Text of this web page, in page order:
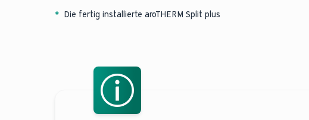
* Die fertig installierte aroTHERM Split plus